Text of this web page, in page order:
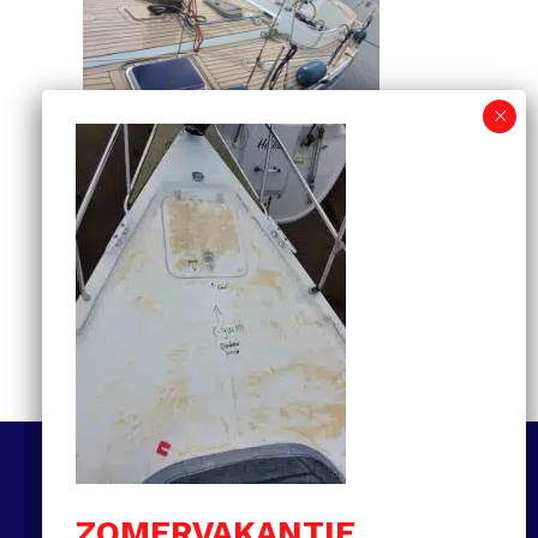
Informatiegids voor
kunststof teakdekken:
van selectie tot
onderhoud en prijzen
MEER LEZEN
Volg ons